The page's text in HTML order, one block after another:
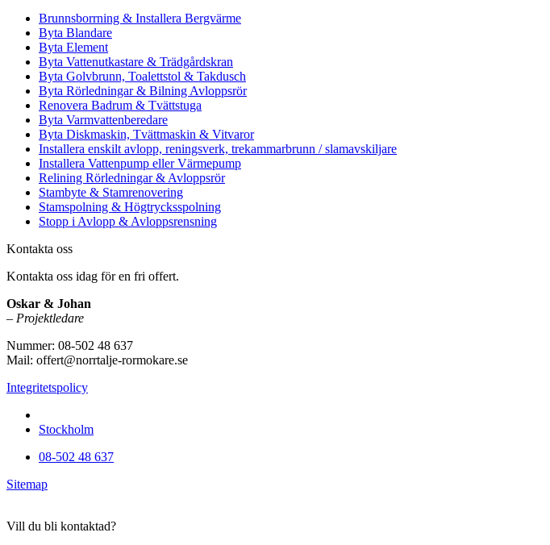
Brunnsborrning & Installera Bergvärme
Byta Blandare
Byta Element
Byta Vattenutkastare & Trädgårdskran
Byta Golvbrunn, Toalettstol & Takdusch
Byta Rörledningar & Bilning Avloppsrör
Renovera Badrum & Tvättstuga
Byta Varmvattenberedare
Byta Diskmaskin, Tvättmaskin & Vitvaror
Installera enskilt avlopp, reningsverk, trekammarbrunn / slamavskiljare
Installera Vattenpump eller Värmepump
Relining Rörledningar & Avloppsrör
Stambyte & Stamrenovering
Stamspolning & Högtrycksspolning
Stopp i Avlopp & Avloppsrensning
Kontakta oss
Kontakta oss idag för en fri offert.
Oskar & Johan
– Projektledare
Nummer: 08-502 48 637
Mail: offert@norrtalje-rormokare.se
Integritetspolicy
Stockholm
08-502 48 637
Sitemap
Vill du bli kontaktad?